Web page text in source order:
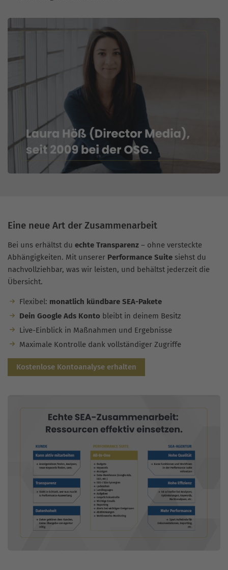
Eine neue Art der Zusammenarbeit
Bei uns erhältst du echte Transparenz – ohne versteckte
Abhängigkeiten. Mit unserer Performance Suite siehst du
nachvollziehbar, was wir leisten, und behältst jederzeit die
Übersicht.
Flexibel: monatlich kündbare SEA-Pakete
Dein Google Ads Konto bleibt in deinem Besitz
Live-Einblick in Maßnahmen und Ergebnisse
Maximale Kontrolle dank vollständiger Zugriffe
Kostenlose Kontoanalyse erhalten